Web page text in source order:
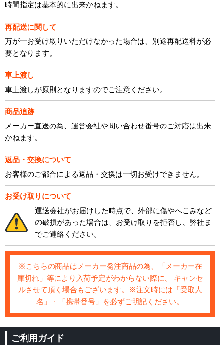
時間指定は基本的に出来かねます。
再配送に関して
万が一お受け取りいただけなかった場合は、別途再配送料が必
要となります。
車上渡し
車上渡しが原則となりますのでご注意ください。
商品追跡
メーカー直送の為、運営会社や問い合わせ番号のご対応は出来
かねます。
返品・交換について
お客様のご都合による返品・交換は一切お受けできません。
お受け取りについて
運送会社がお届けした時点で、外部に傷やへこみなど
の破損があった場合は、お受け取りを拒否し、弊社ま
でご連絡ください。
※こちらの商品はメーカー発注商品の為、「メーカー在
庫切れ」等により入荷予定がわからない際に、 キャンセ
ルさせて頂く場合もございます。※注文時には「受取人
名」・「携帯番号」を必ずご明記ください。
ご利用ガイド